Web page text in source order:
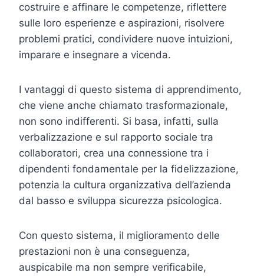
costruire e affinare le competenze, riflettere
sulle loro esperienze e aspirazioni, risolvere
problemi pratici, condividere nuove intuizioni,
imparare e insegnare a vicenda.
I vantaggi di questo sistema di apprendimento,
che viene anche chiamato trasformazionale,
non sono indifferenti. Si basa, infatti, sulla
verbalizzazione e sul rapporto sociale tra
collaboratori, crea una connessione tra i
dipendenti fondamentale per la fidelizzazione,
potenzia la cultura organizzativa dell’azienda
dal basso e sviluppa sicurezza psicologica.
Con questo sistema, il miglioramento delle
prestazioni non è una conseguenza,
auspicabile ma non sempre verificabile,